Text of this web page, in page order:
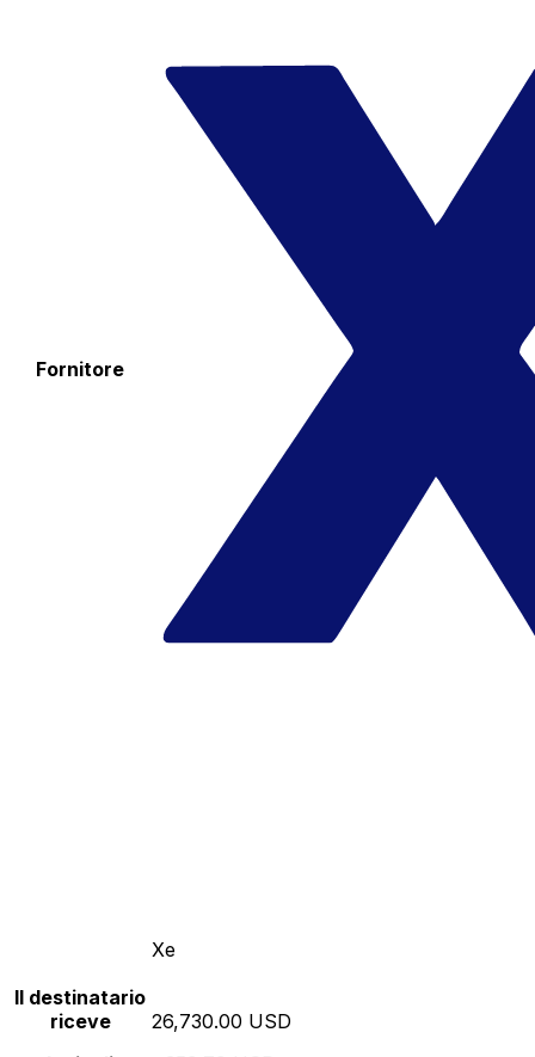
Fornitore
Xe
Il destinatario
riceve
26,730.00 USD